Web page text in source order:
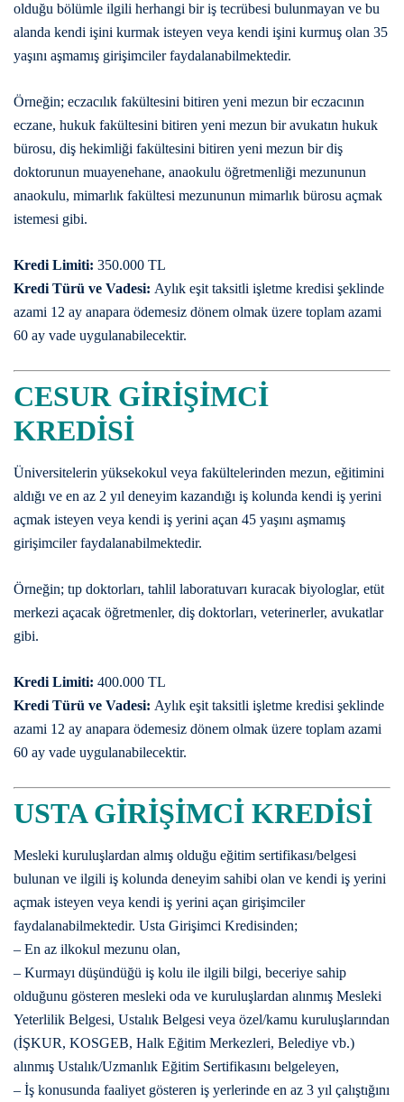
olduğu bölümle ilgili herhangi bir iş tecrübesi bulunmayan ve bu
alanda kendi işini kurmak isteyen veya kendi işini kurmuş olan 35
yaşını aşmamış girişimciler faydalanabilmektedir.
Örneğin; eczacılık fakültesini bitiren yeni mezun bir eczacının
eczane, hukuk fakültesini bitiren yeni mezun bir avukatın hukuk
bürosu, diş hekimliği fakültesini bitiren yeni mezun bir diş
doktorunun muayenehane, anaokulu öğretmenliği mezununun
anaokulu, mimarlık fakültesi mezununun mimarlık bürosu açmak
istemesi gibi.
Kredi Limiti: 350.000 TL
Kredi Türü ve Vadesi: Aylık eşit taksitli işletme kredisi şeklinde
azami 12 ay anapara ödemesiz dönem olmak üzere toplam azami
60 ay vade uygulanabilecektir.
CESUR GİRİŞİMCİ
KREDİSİ
Üniversitelerin yüksekokul veya fakültelerinden mezun, eğitimini
aldığı ve en az 2 yıl deneyim kazandığı iş kolunda kendi iş yerini
açmak isteyen veya kendi iş yerini açan 45 yaşını aşmamış
girişimciler faydalanabilmektedir.
Örneğin; tıp doktorları, tahlil laboratuvarı kuracak biyologlar, etüt
merkezi açacak öğretmenler, diş doktorları, veterinerler, avukatlar
gibi.
Kredi Limiti: 400.000 TL
Kredi Türü ve Vadesi: Aylık eşit taksitli işletme kredisi şeklinde
azami 12 ay anapara ödemesiz dönem olmak üzere toplam azami
60 ay vade uygulanabilecektir.
USTA GİRİŞİMCİ KREDİSİ
Mesleki kuruluşlardan almış olduğu eğitim sertifikası/belgesi
bulunan ve ilgili iş kolunda deneyim sahibi olan ve kendi iş yerini
açmak isteyen veya kendi iş yerini açan girişimciler
faydalanabilmektedir. Usta Girişimci Kredisinden;
– En az ilkokul mezunu olan,
– Kurmayı düşündüğü iş kolu ile ilgili bilgi, beceriye sahip
olduğunu gösteren mesleki oda ve kuruluşlardan alınmış Mesleki
Yeterlilik Belgesi, Ustalık Belgesi veya özel/kamu kuruluşlarından
(İŞKUR, KOSGEB, Halk Eğitim Merkezleri, Belediye vb.)
alınmış Ustalık/Uzmanlık Eğitim Sertifikasını belgeleyen,
– İş konusunda faaliyet gösteren iş yerlerinde en az 3 yıl çalıştığını